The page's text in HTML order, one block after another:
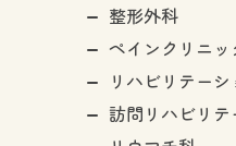
整形外科
ペインクリニッ
リハビリテー
訪問リハビリテ